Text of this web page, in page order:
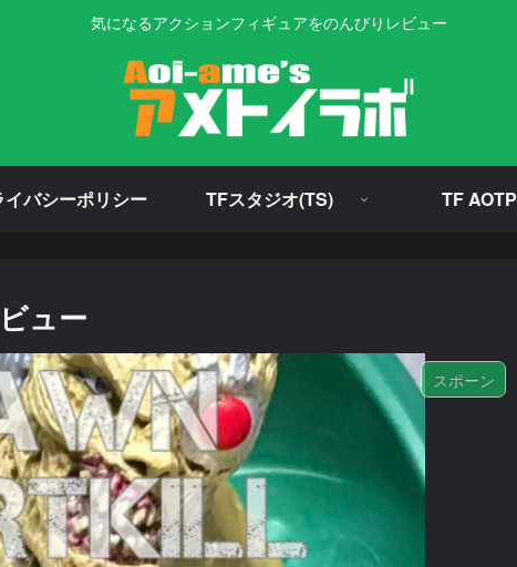
気になるアクションフィギュアをのんびりレビュー
イバシーポリシー TFスタジオ(TS) TF AOTP
ュー
スポーン